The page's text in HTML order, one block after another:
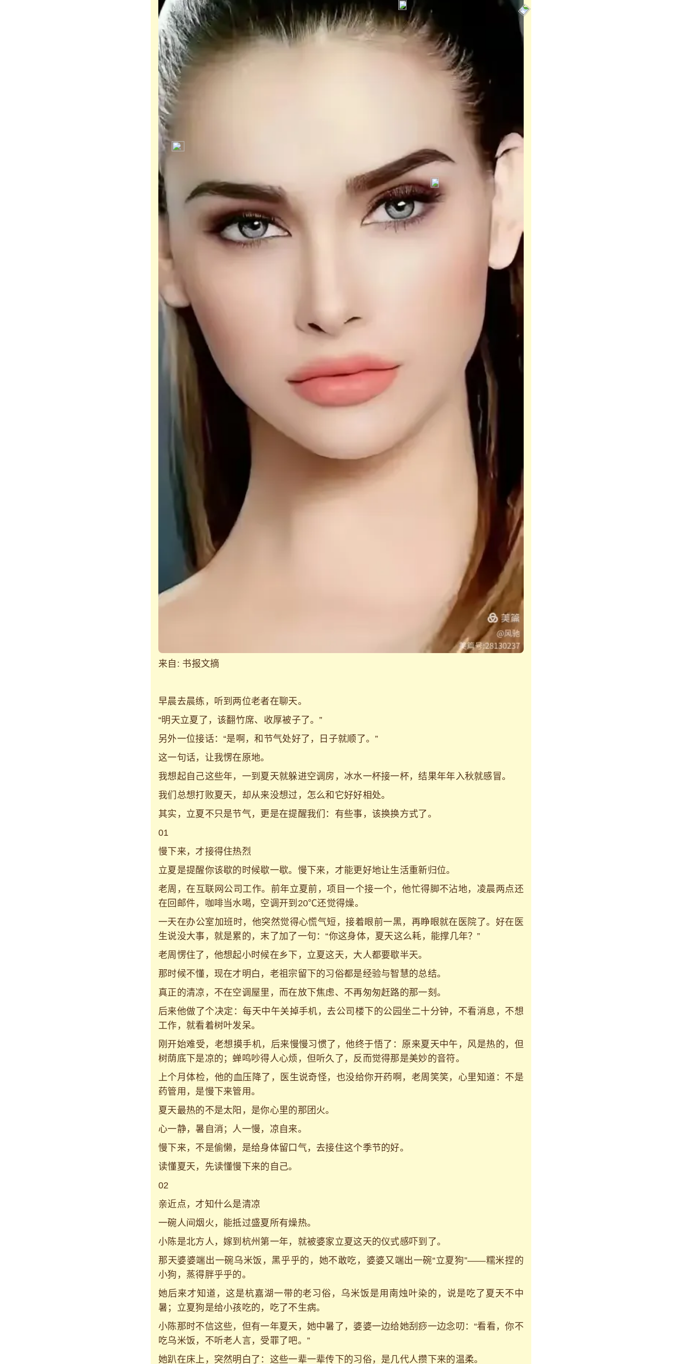
来自: 书报文摘
早晨去晨练，听到两位老者在聊天。
“明天立夏了，该翻竹席、收厚被子了。”
另外一位接话：“是啊，和节气处好了，日子就顺了。”
这一句话，让我愣在原地。
我想起自己这些年，一到夏天就躲进空调房，冰水一杯接一杯，结果年年入秋就感冒。
我们总想打败夏天，却从来没想过，怎么和它好好相处。
其实，立夏不只是节气，更是在提醒我们：有些事，该换换方式了。
01
慢下来，才接得住热烈
立夏是提醒你该歇的时候歇一歇。慢下来，才能更好地让生活重新归位。
老周，在互联网公司工作。前年立夏前，项目一个接一个，他忙得脚不沾地，凌晨两点还
在回邮件，咖啡当水喝，空调开到20℃还觉得燥。
一天在办公室加班时，他突然觉得心慌气短，接着眼前一黑，再睁眼就在医院了。好在医
生说没大事，就是累的，末了加了一句：“你这身体，夏天这么耗，能撑几年？”
老周愣住了，他想起小时候在乡下，立夏这天，大人都要歇半天。
那时候不懂，现在才明白，老祖宗留下的习俗都是经验与智慧的总结。
真正的清凉，不在空调屋里，而在放下焦虑、不再匆匆赶路的那一刻。
后来他做了个决定：每天中午关掉手机，去公司楼下的公园坐二十分钟，不看消息，不想
工作，就看着树叶发呆。
刚开始难受，老想摸手机，后来慢慢习惯了，他终于悟了：原来夏天中午，风是热的，但
树荫底下是凉的；蝉鸣吵得人心烦，但听久了，反而觉得那是美妙的音符。
上个月体检，他的血压降了，医生说奇怪，也没给你开药啊，老周笑笑，心里知道：不是
药管用，是慢下来管用。
夏天最热的不是太阳，是你心里的那团火。
心一静，暑自消；人一慢，凉自来。
慢下来，不是偷懒，是给身体留口气，去接住这个季节的好。
读懂夏天，先读懂慢下来的自己。
02
亲近点，才知什么是清凉
一碗人间烟火，能抵过盛夏所有燥热。
小陈是北方人，嫁到杭州第一年，就被婆家立夏这天的仪式感吓到了。
那天婆婆端出一碗乌米饭，黑乎乎的，她不敢吃，婆婆又端出一碗“立夏狗”——糯米捏的
小狗，蒸得胖乎乎的。
她后来才知道，这是杭嘉湖一带的老习俗，乌米饭是用南烛叶染的，说是吃了夏天不中
暑；立夏狗是给小孩吃的，吃了不生病。
小陈那时不信这些，但有一年夏天，她中暑了，婆婆一边给她刮痧一边念叨：“看看，你不
吃乌米饭，不听老人言，受罪了吧。”
她趴在床上，突然明白了：这些一辈一辈传下的习俗，是几代人攒下来的温柔。